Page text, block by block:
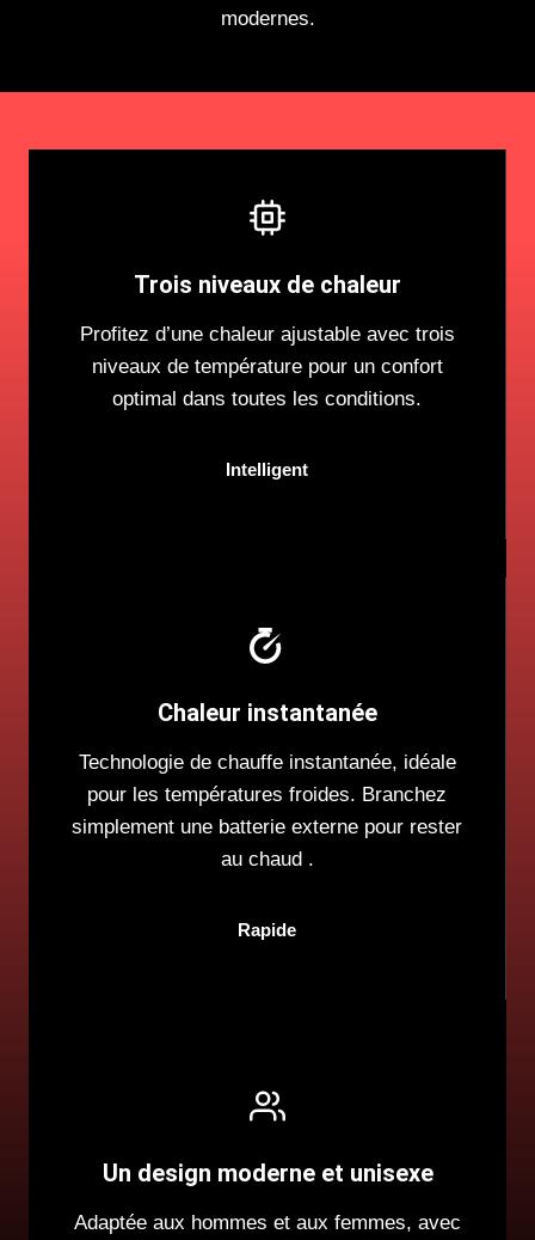
modernes.
Trois niveaux de chaleur
Profitez d’une chaleur ajustable avec trois
niveaux de température pour un confort
optimal dans toutes les conditions.
Intelligent
Chaleur instantanée
Technologie de chauffe instantanée, idéale
pour les températures froides. Branchez
simplement une batterie externe pour rester
au chaud .
Rapide
Un design moderne et unisexe
Adaptée aux hommes et aux femmes, avec